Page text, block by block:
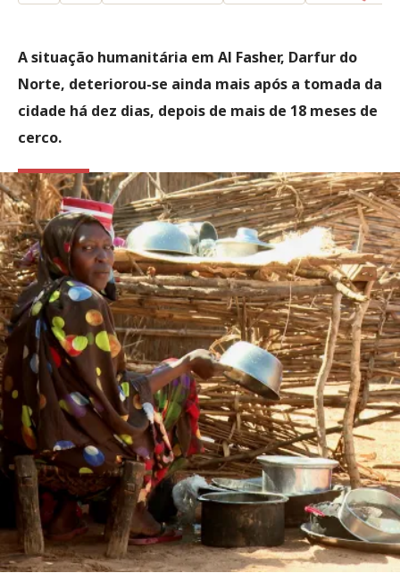
A situação humanitária em Al Fasher, Darfur do
Norte, deteriorou-se ainda mais após a tomada da
cidade há dez dias, depois de mais de 18 meses de
cerco.